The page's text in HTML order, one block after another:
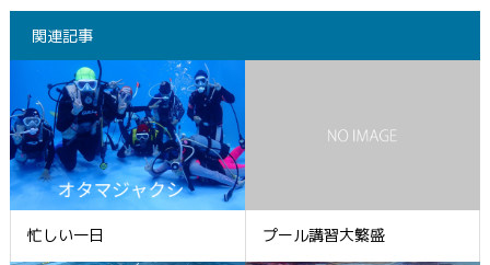
関連記事
忙しい一日 プール講習大繁盛